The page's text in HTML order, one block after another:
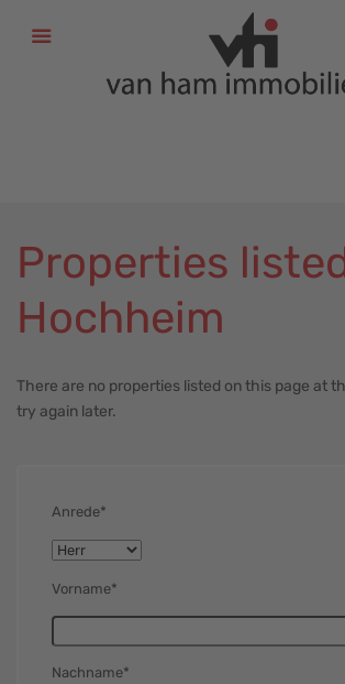
Properties
Hochheim
There are no properties listed on this page at
try again later.
Anrede*
Vorname*
Nachname*